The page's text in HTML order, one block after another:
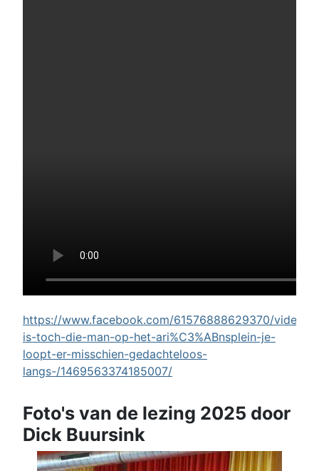
https://www.facebook.com/61576888629370/videos/
is-toch-die-man-op-het-ari%C3%ABnsplein-je-
loopt-er-misschien-gedachteloos-
langs-/1469563374185007/
Foto's van de lezing 2025 door
Dick Buursink